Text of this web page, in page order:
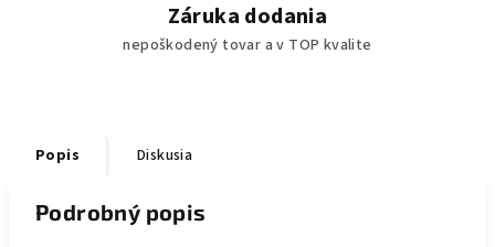
Záruka dodania
nepoškodený tovar a v TOP kvalite
Popis Diskusia
Podrobný popis